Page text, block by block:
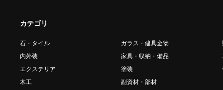
カテゴリ
石・タイル
内外装
エクステリア
木工
ガラス・建具金物
家具・収納・備品
塗装
副資材・部材